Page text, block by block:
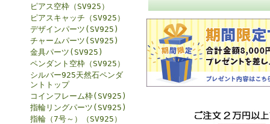
ピアス空枠（SV925）
ピアスキャッチ（SV925）
デザインパーツ(SV925)
チャームパーツ(SV925)
金具パーツ(SV925)
ペンダント空枠（SV925）
シルバー925天然石ペンダ
ントトップ
コインフレーム枠(SV925)
指輪リングパーツ(SV925)
指輪（7号～）（SV925）